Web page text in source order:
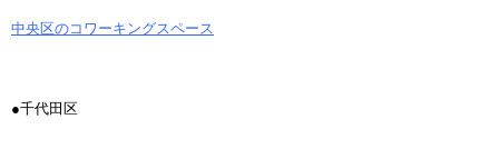
中央区のコワーキングスペース
●千代田区